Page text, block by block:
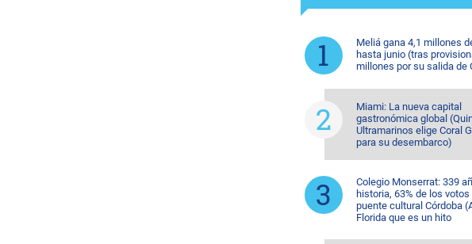
Meliá gana 4,1 millones
hasta junio (tras
millones por su salida de
Miami: La nueva capital
gastronómica global
Ultramarinos elige Coral
para su desembarco)
Colegio Monserrat: 339
historia, 63% de los votos
puente cultural Córdoba
Florida que es un hito